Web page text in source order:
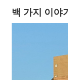
백 가지 이야